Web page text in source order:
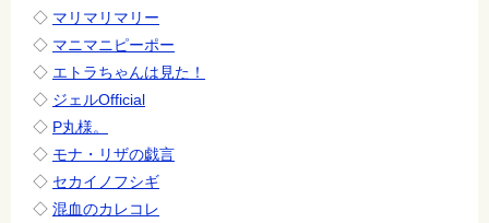
◇ マリマリマリー
◇ マニマニピーポー
◇ エトラちゃんは見た！
◇ ジェルOfficial
◇ P丸様。
◇ モナ・リザの戯言
◇ セカイノフシギ
◇ 混血のカレコレ